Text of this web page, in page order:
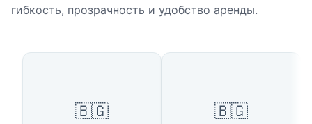
гибкость, прозрачность и удобство аренды.
Популярные города Болгарии
🇧🇬 🇧🇬